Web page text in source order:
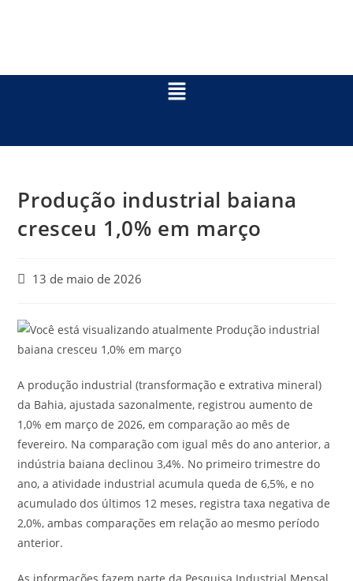
Produção industrial baiana
cresceu 1,0% em março
13 de maio de 2026
A produção industrial (transformação e extrativa mineral)
da Bahia, ajustada sazonalmente, registrou aumento de
1,0% em março de 2026, em comparação ao mês de
fevereiro. Na comparação com igual mês do ano anterior, a
indústria baiana declinou 3,4%. No primeiro trimestre do
ano, a atividade industrial acumula queda de 6,5%, e no
acumulado dos últimos 12 meses, registra taxa negativa de
2,0%, ambas comparações em relação ao mesmo período
anterior.